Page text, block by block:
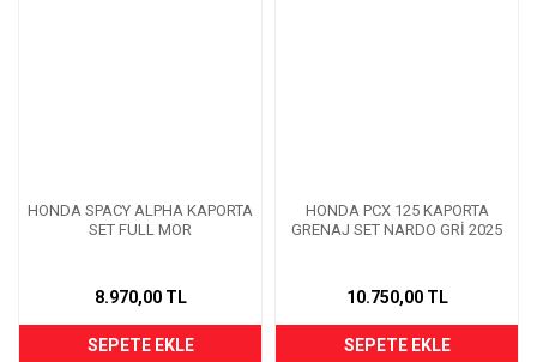
HONDA SPACY ALPHA KAPORTA
SET FULL MOR
8.970,00 TL
SEPETE EKLE
HONDA PCX 125 KAPORTA
GRENAJ SET NARDO GRİ 2025
10.750,00 TL
SEPETE EKLE